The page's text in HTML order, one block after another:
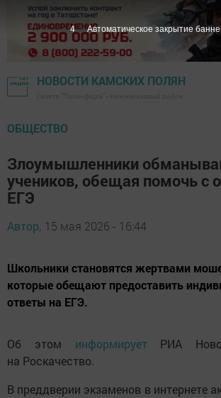
НОВОСТИ КАМСКИХ ПОЛЯН
ОБЩЕСТВО
Злоумышленники
учеников, обещая помочь с
ЕГЭ
Автор, 15 мая 2026 - 16:44
Школьники становятся жертвами
которые обещают предоставить
ответы на ЕГЭ.
Об этом информирует РИА
на Роскачество.
В преддверии экзаменов в интернете
3 Автоматическое закрытие